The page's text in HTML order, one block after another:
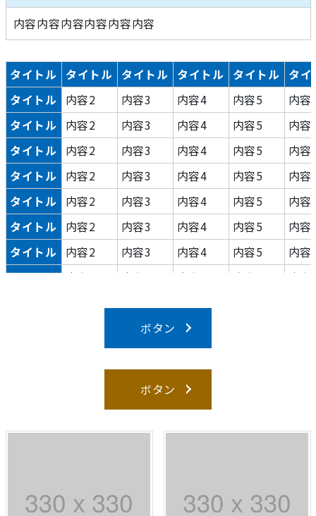
内容内容内容内容内容内容
タイトル タイトル タイトル タイトル タイトル タイ
タイトル 内容2 内容3 内容4 内容5
内容
タイトル 内容2 内容3 内容4 内容5
内容
タイトル 内容2 内容3 内容4 内容5
内容
タイトル 内容2 内容3 内容4 内容5
内容
タイトル 内容2 内容3 内容4 内容5
内容
タイトル 内容2 内容3 内容4 内容5
内容
タイトル 内容2 内容3 内容4 内容5
内容
タイトル
内容2 内容3 内容4 内容5
内
内容3 内容4
ボタン
ボタン